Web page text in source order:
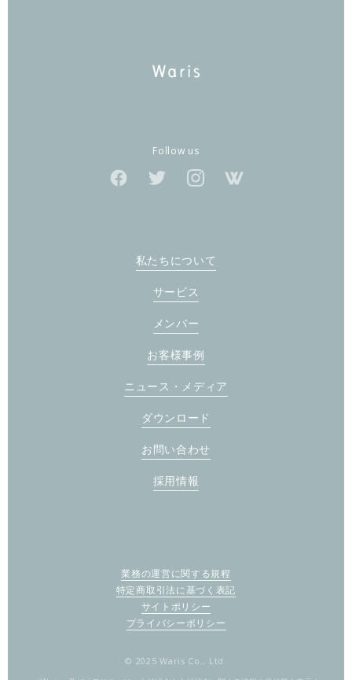
Follow us
私たちについて
サービス
メンバー
お客様事例
ニュース・メディア
ダウンロード
お問い合わせ
採用情報
業務の運営に関する規程
特定商取引法に基づく表記
サイトポリシー
プライバシーポリシー
© 2025 Waris Co., Ltd.